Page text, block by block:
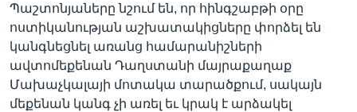
Լեզուներ
Պաշտոնյաները նշում են, որ հինգշաբթի օրը
ոստիկանության աշխատակիցները փորձել են
կանգնեցնել առանց համարանիշների
ավտոմեքենան Դաղստանի մայրաքաղաք
Մախաչկալայի մոտակա տարածքում, սակայն
մեքենան կանգ չի առել եւ կրակ է արձակել